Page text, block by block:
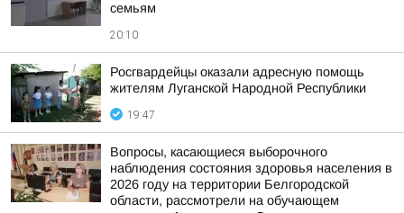
семьям
20:10
Росгвардейцы оказали адресную помощь
жителям Луганской Народной Республики
19:47
Вопросы, касающиеся выборочного
наблюдения состояния здоровья населения в
2026 году на территории Белгородской
области, рассмотрели на обучающем